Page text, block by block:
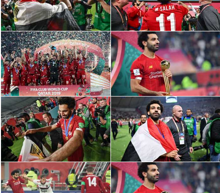
حكايات في الجول
كويز في الجول
فيديو في الجول